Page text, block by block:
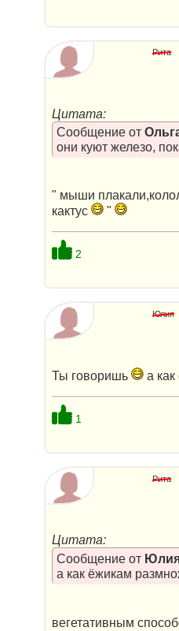
Рита
Цитата:
Сообщение от
они куют железо,
" мыши
кактус
"
2
Юлия
Ты говоришь а
1
Рита
Цитата:
Сообщение от
а как ёжикам
вегетативным